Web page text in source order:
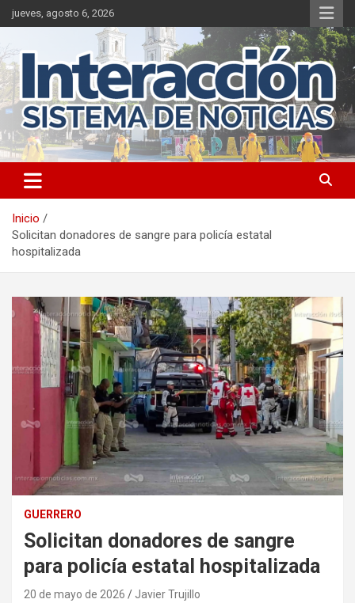
Saltar
al
jueves, agosto 6, 2026
Inicio
Solicitan donadores de sangre para policía estatal
hospitalizada
GUERRERO
Solicitan donadores de sangre
para policía estatal hospitalizada
20 de mayo de 2026 Javier Trujillo